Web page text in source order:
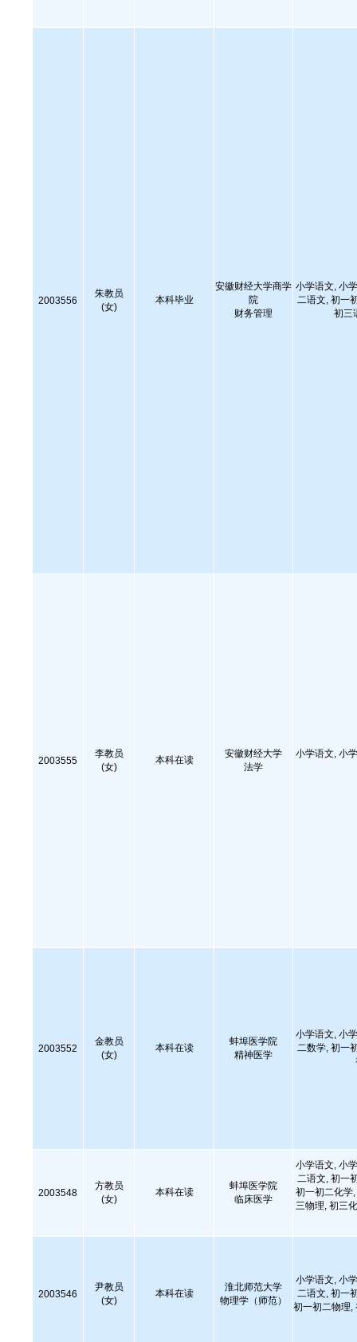
2003556
朱教员
(女)
本科毕业
安徽财经大学商学
院
财务管理
小学语文, 小
二语文, 初一
初三
2003555
李教员
(女)
本科在读
安徽财经大学
法学
小学语文, 小
2003552
金教员
(女)
本科在读
蚌埠医学院
精神医学
小学语文, 小
二数学, 初一
2003548
方教员
(女)
本科在读
蚌埠医学院
临床医学
小学语文, 小
二语文, 初一
初一初二化学
三物理, 初三
2003546
尹教员
(女)
本科在读
淮北师范大学
物理学（师范）
小学语文, 小
二语文, 初一
初一初二物理,